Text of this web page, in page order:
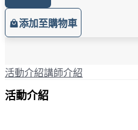
添加至購物車
活動介紹講師介紹
活動介紹